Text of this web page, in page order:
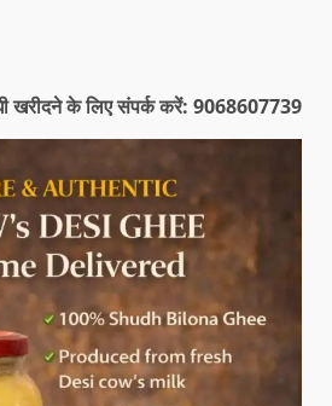
खरीदने के लिए संपर्क करें: 9068607739